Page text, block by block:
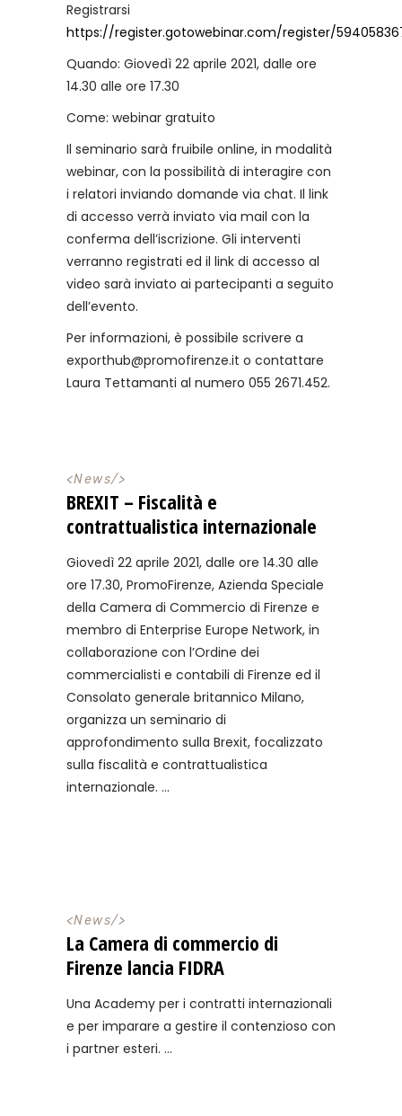
Registrarsi
https://register.gotowebinar.com/register/
Quando: Giovedì 22 aprile 2021, dalle ore
14.30 alle ore 17.30
Come: webinar gratuito
Il seminario sarà fruibile online, in modalità
webinar, con la possibilità di interagire con
i relatori inviando domande via chat. Il link
di accesso verrà inviato via mail con la
conferma dell’iscrizione. Gli interventi
verranno registrati ed il link di accesso al
video sarà inviato ai partecipanti a seguito
dell’evento.
Per informazioni, è possibile scrivere a
exporthub@promofirenze.it o contattare
Laura Tettamanti al numero 055 2671.452.
<News/>
BREXIT – Fiscalità e
contrattualistica internazionale
Giovedì 22 aprile 2021, dalle ore 14.30 alle
ore 17.30, PromoFirenze, Azienda Speciale
della Camera di Commercio di Firenze e
membro di Enterprise Europe Network, in
collaborazione con l’Ordine dei
commercialisti e contabili di Firenze ed il
Consolato generale britannico Milano,
organizza un seminario di
approfondimento sulla Brexit, focalizzato
sulla fiscalità e contrattualistica
internazionale.
<News/>
La Camera di commercio di
Firenze lancia FIDRA
Una Academy per i contratti internazionali
e per imparare a gestire il contenzioso con
i partner esteri.